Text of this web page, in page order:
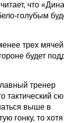
что
голубым
трех
будет
тренер
тактический
выше в
гонку, то